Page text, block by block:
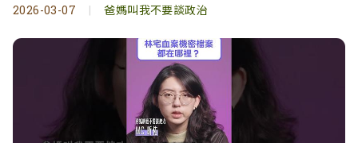
2026-03-07 | 爸媽叫我不要談政治